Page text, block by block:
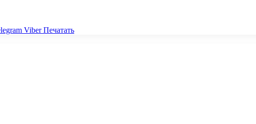
Viber Печатать